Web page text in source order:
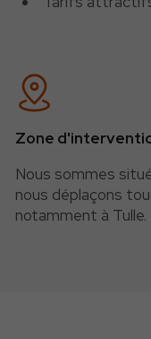
Zone
Nous sommes
nous déplaçons
notamment à Tulle.